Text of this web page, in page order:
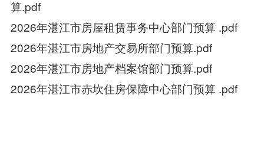
算.pdf
2026年湛江市房屋租赁事务中心部门预算 .pdf
2026年湛江市房地产交易所部门预算.pdf
2026年湛江市房地产档案馆部门预算.pdf
2026年湛江市赤坎住房保障中心部门预算 .pdf